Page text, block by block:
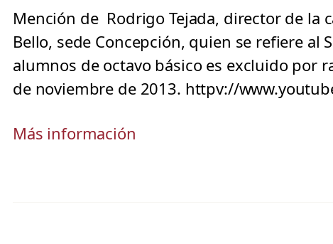
Mención de Rodrigo Tejada, director de la
Bello, sede Concepción, quien se refiere al
alumnos de octavo básico es excluido por
de noviembre de 2013. httpv://
Más información